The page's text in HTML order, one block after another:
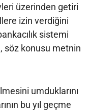
üzerinden getiri
izin verdiğini
sistemi
söz konusu metnin
umduklarını
bu yıl geçme